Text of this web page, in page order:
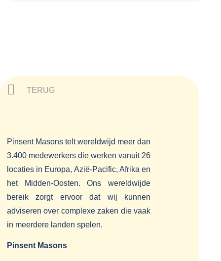
TERUG
Pinsent Masons telt wereldwijd meer dan
3.400 medewerkers die werken vanuit 26
locaties in Europa, Azië-Pacific, Afrika en
het Midden-Oosten. Ons wereldwijde
bereik zorgt ervoor dat wij kunnen
adviseren over complexe zaken die vaak
in meerdere landen spelen.
Pinsent Masons